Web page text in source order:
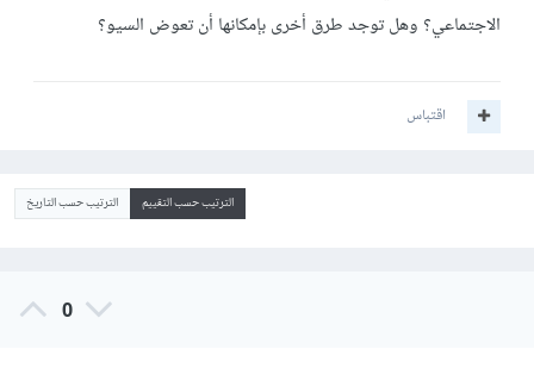
الاجتماعي؟ وهل توجد طرق أخرى بإمكانها أن تعوض السيو؟
اقتباس
الترتيب حسب التقييم الترتيب حسب التاريخ
0